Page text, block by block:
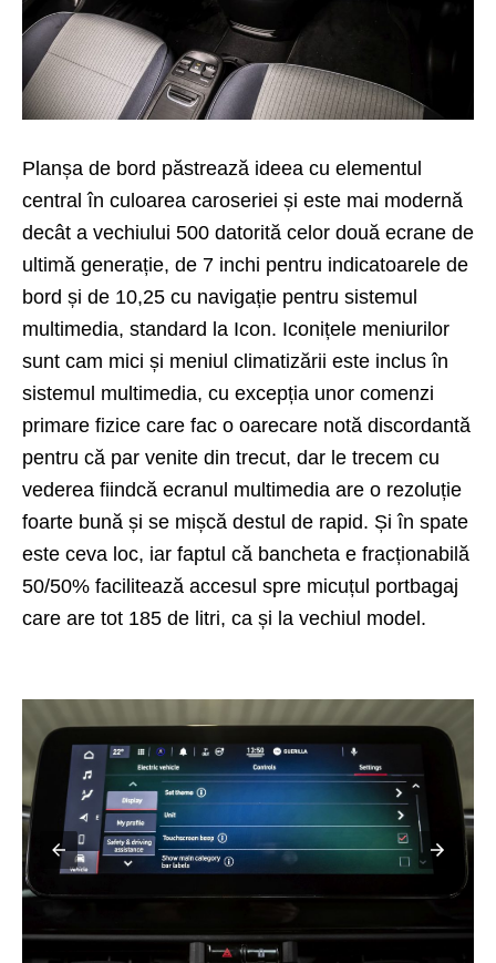
Planșa de bord păstrează ideea cu elementul
central în culoarea caroseriei și este mai modernă
decât a vechiului 500 datorită celor două ecrane de
ultimă generație, de 7 inchi pentru indicatoarele de
bord și de 10,25 cu navigație pentru sistemul
multimedia, standard la Icon. Iconițele meniurilor
sunt cam mici și meniul climatizării este inclus în
sistemul multimedia, cu excepția unor comenzi
primare fizice care fac o oarecare notă discordantă
pentru că par venite din trecut, dar le trecem cu
vederea fiindcă ecranul multimedia are o rezoluție
foarte bună și se mișcă destul de rapid. Și în spate
este ceva loc, iar faptul că bancheta e fracționabilă
50/50% facilitează accesul spre micuțul portbagaj
care are tot 185 de litri, ca și la vechiul model.